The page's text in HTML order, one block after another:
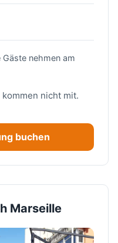
nehmen am
nicht mit.
buchen
Marseille